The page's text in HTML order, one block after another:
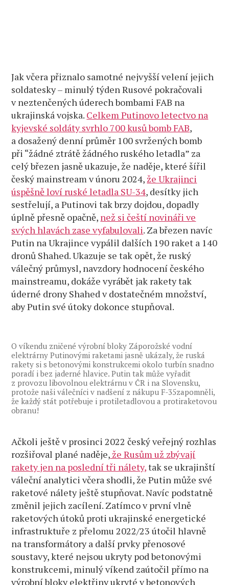
Jak včera přiznalo samotné nejvyšší velení jejich
soldatesky – minulý týden Rusové pokračovali
v neztenčených úderech bombami FAB na
ukrajinská vojska. Celkem Putinovo letectvo na
kyjevské soldáty svrhlo 700 kusů bomb FAB,
a dosažený denní průměr 100 svržených bomb
při “žádné ztrátě žádného ruského letadla” za
celý březen jasně ukazuje, že naděje, které šířil
český mainstream v únoru 2024,že Ukrajinci
úspěšně loví ruské letadla SU-34, desítky jich
sestřelují, a Putinovi tak brzy dojdou, dopadly
úplně přesně opačně, než si čeští novináři ve
svých hlavách zase vyfabulovali. Za březen navíc
Putin na Ukrajince vypálil dalších 190 raket a 140
dronů Shahed. Ukazuje se tak opět, že ruský
válečný průmysl, navzdory hodnocení českého
mainstreamu, dokáže vyrábět jak rakety tak
úderné drony Shahed v dostatečném množství,
aby Putin své útoky dokonce stupňoval.
O víkendu zničené výrobní bloky Záporožské vodní
elektrárny Putinovými raketami jasně ukázaly, že ruská
rakety si s betonovými konstrukcemi okolo turbín snadno
poradí i bez jaderné hlavice. Putin tak může vyřadit
z provozu libovolnou elektrárnu v ČR i na Slovensku,
protože naši válečníci v nadšení z nákupu F-35zapomněli,
že každý stát potřebuje i protiletadlovou a protiraketovou
obranu!
Ačkoli ještě v prosinci 2022 český veřejný rozhlas
rozšiřoval plané naděje,že Rusům už zbývají
rakety jen na poslední tři nálety,tak se ukrajinští
váleční analytici včera shodli, že Putin může své
raketové nálety ještě stupňovat. Navíc podstatně
změnil jejich zacílení. Zatímco v první vlně
raketových útoků proti ukrajinské energetické
infrastruktuře z přelomu 2022/23 útočil hlavně
na transformátory a další prvky přenosové
soustavy, které nejsou ukryty pod betonovými
konstrukcemi, minulý víkend zaútočil přímo na
výrobní bloky elektřiny ukryté v betonových